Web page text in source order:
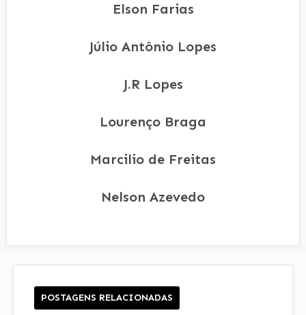
Elson Farias
Júlio Antônio Lopes
J.R Lopes
Lourenço Braga
Marcilio de Freitas
Nelson Azevedo
POSTAGENS RELACIONADAS